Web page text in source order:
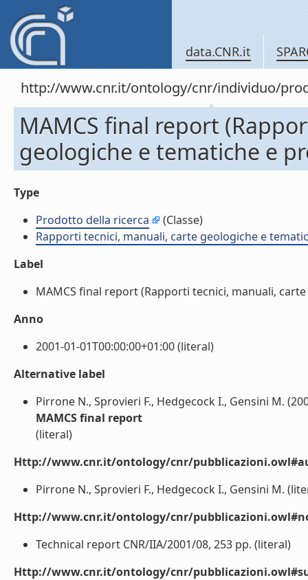
data.CNR.it
http://www.cnr.it/ontology/cnr/individuo/
MAMCS final report
geologiche e tematiche e
Type
Prodotto della ricerca
(Classe)
Rapporti tecnici, manuali, carte geologiche e
Label
MAMCS final report (Rapporti tecnici, manuali,
Anno
2001-01-01T00:00:00+01:00 (literal)
Alternative label
Pirrone N., Sprovieri F., Hedgecock I., Gensini M.
MAMCS final report
(literal)
Http://www.cnr.it/ontology/cnr/
Pirrone N., Sprovieri F., Hedgecock I., Gensini M.
Http://www.cnr.it/ontology/cnr/
Technical report CNR/IIA/2001/08, 253 pp. (literal)
Http://www.cnr.it/ontology/cnr/